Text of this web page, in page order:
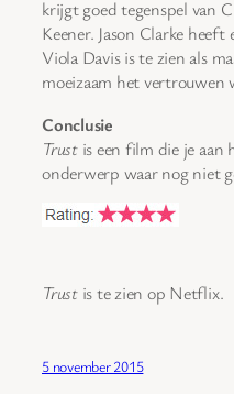
krijgt goed tegenspel van
Keener. Jason Clarke
Viola Davis is te zien als
moeizaam het vertrouwen
Conclusie
Trustis een film die je aan
onderwerp waar nog niet
Trustis te zien op Netflix.
5 november 2015